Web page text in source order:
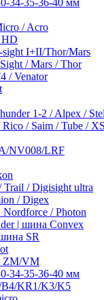
34-35-36-40 мм
/ Acro
HD
I+II/Thor/Mars
/ Mars / Thor
/ Venator
1-2 / Alpex /
/ Saim / Tube /
NV008/LRF
Trail / Digisight ultra
/ Digex
Nordforce / Photon
| шина Convex
SR
ZM/VM
34-35-36-40 мм
KR1/K3/K5